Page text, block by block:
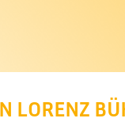
LORENZ